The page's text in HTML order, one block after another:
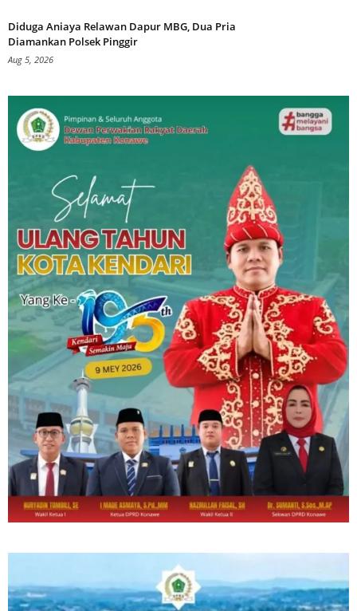
Diduga Aniaya Relawan Dapur MBG, Dua Pria
Diamankan Polsek Pinggir
Aug 5, 2026